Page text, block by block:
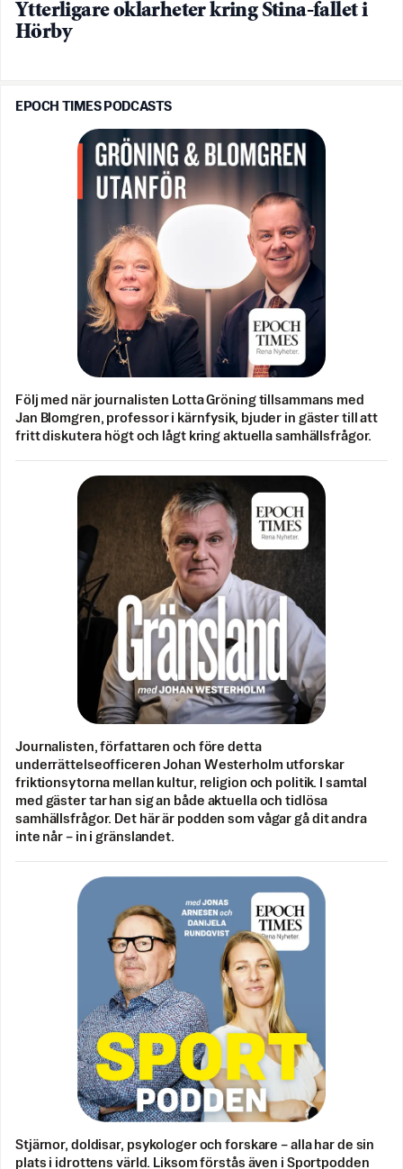
Ytterligare oklarheter kring Stina-fallet i
Hörby
EPOCH TIMES PODCASTS
Följ med när journalisten Lotta Gröning tillsammans med
Jan Blomgren, professor i kärnfysik, bjuder in gäster till att
fritt diskutera högt och lågt kring aktuella samhällsfrågor.
Journalisten, författaren och före detta
underrättelseofficeren Johan Westerholm utforskar
friktionsytorna mellan kultur, religion och politik. I samtal
med gäster tar han sig an både aktuella och tidlösa
samhällsfrågor. Det här är podden som vågar gå dit andra
inte når – in i gränslandet.
Stjärnor, doldisar, psykologer och forskare – alla har de sin
plats i idrottens värld. Liksom förstås även i Sportpodden